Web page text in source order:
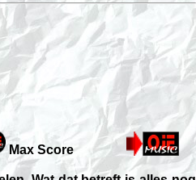
Max Score